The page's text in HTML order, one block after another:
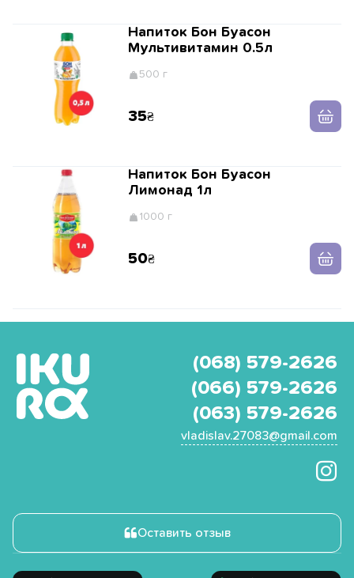
Напиток Бон Буасон
Мультивитамин 0.5л
500 г
35
Напиток Бон Буасон
Лимонад 1л
1000 г
50
(068) 579-2626
(066) 579-2626
(063) 579-2626
vladislav.27083@gmail.com
Оставить отзыв